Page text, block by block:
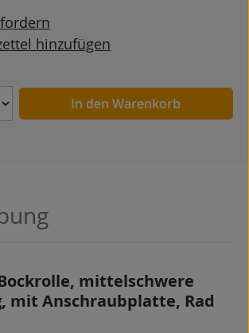
hinzufügen
Anzahl In den Warenkorb
mittelschwere
mit Anschraubplatte, Rad